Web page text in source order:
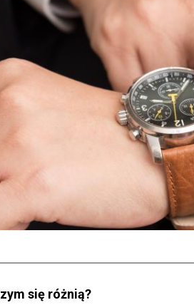
się różnią?